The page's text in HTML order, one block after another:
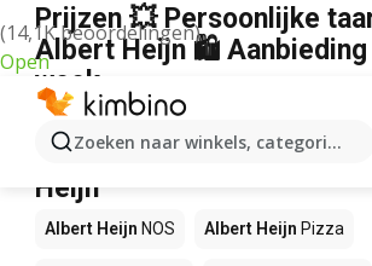
(14,1K beoordelingen)
Open
Zoeken naar winkels, categorieën,
Prijzen 💥 Persoonlijke
Albert Heijn 🛍️ Aanbieding
week
Wij konden geen resultaten vinden
Andere producten in
Heijn
Albert Heijn NOS Albert Heijn Pizza